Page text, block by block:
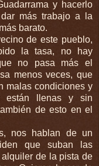
y hacerlo
más trabajo a la
barato.
de este pueblo,
la tasa, no hay
no pasa más el
menos veces, que
malas condiciones y
están llenas y sin
de esto en el
nos hablan de un
que suban las
de la pista de